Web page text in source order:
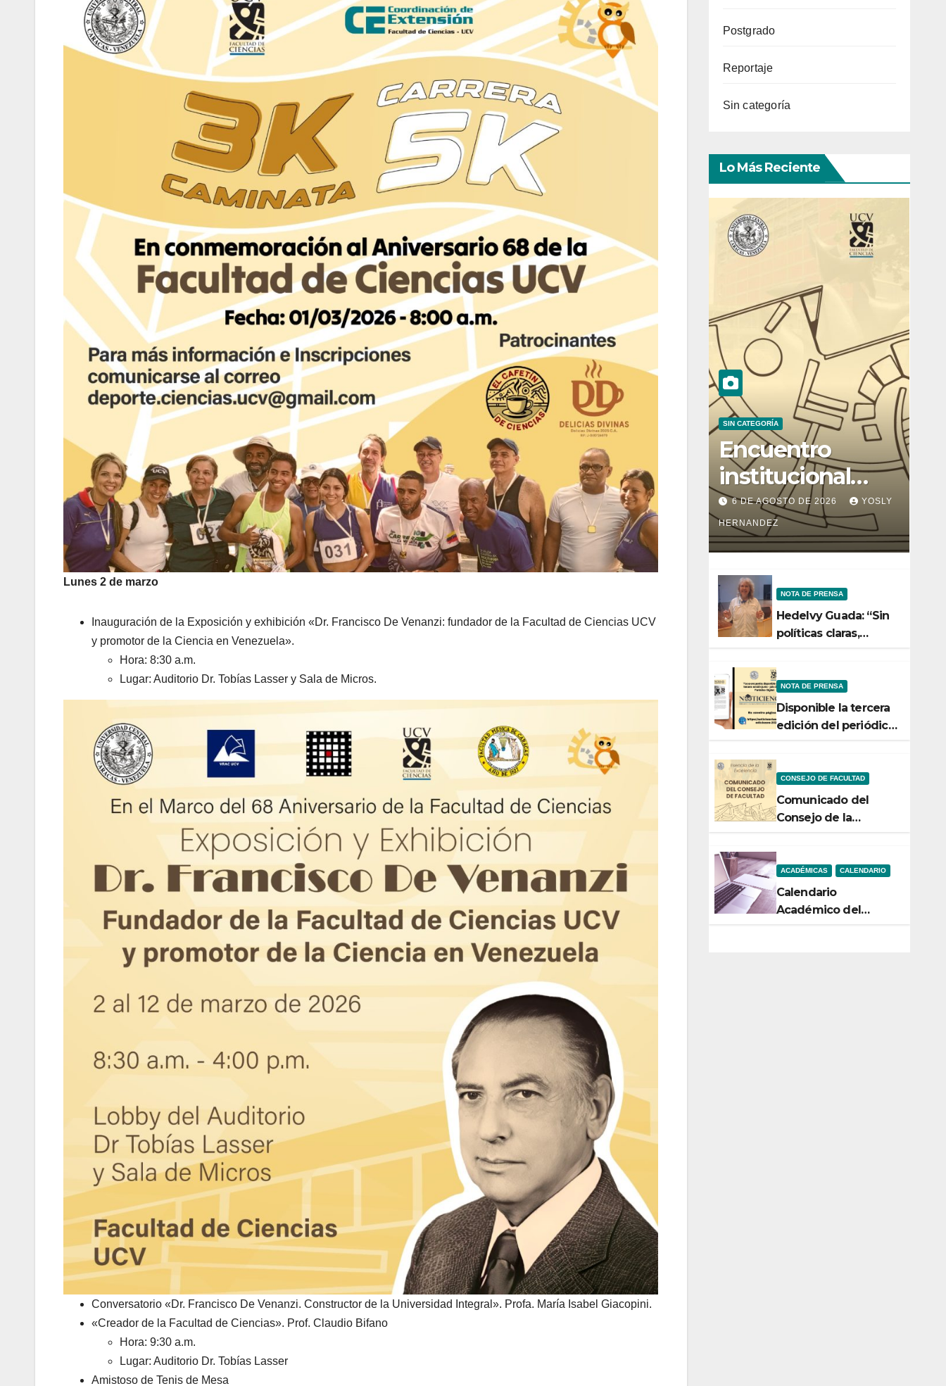
Lunes 2 de marzo
Inauguración de la Exposición y exhibición «Dr. Francisco De Venanzi: fundador de la Facultad de Ciencias UCV
y promotor de la Ciencia en Venezuela».
Hora: 8:30 a.m.
Lugar: Auditorio Dr. Tobías Lasser y Sala de Micros.
Conversatorio «Dr. Francisco De Venanzi. Constructor de la Universidad Integral». Profa. María Isabel Giacopini.
«Creador de la Facultad de Ciencias». Prof. Claudio Bifano
Hora: 9:30 a.m.
Lugar: Auditorio Dr. Tobías Lasser
Amistoso de Tenis de Mesa
Postgrado
Reportaje
Sin categoría
Lo Más Reciente
SIN CATEGORÍA
Encuentro
institucional
entre la Facultad
de Ciencias y el
Ministerio de
Ciencia y
Tecnología
6 DE AGOSTO DE 2026 YOSLY
HERNANDEZ
NOTA DE PRENSA
Hedelvy Guada: “Sin
políticas claras,
conservación rendirá
frutos”
NOTA DE PRENSA
Disponible la tercera
edición del periódico
Noticiencias 2026
CONSEJO DE FACULTAD
Comunicado del
Consejo de la
ACADÉMICAS CALENDARIO
Calendario
Académico del